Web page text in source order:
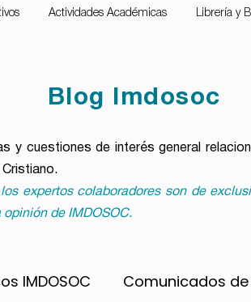
Actividades Académicas Librería y
Blog Imdosoc
y cuestiones de interés general
Cristiano.
expertos colaboradores son de
de IMDOSOC.
IMDOSOC Comunicados de